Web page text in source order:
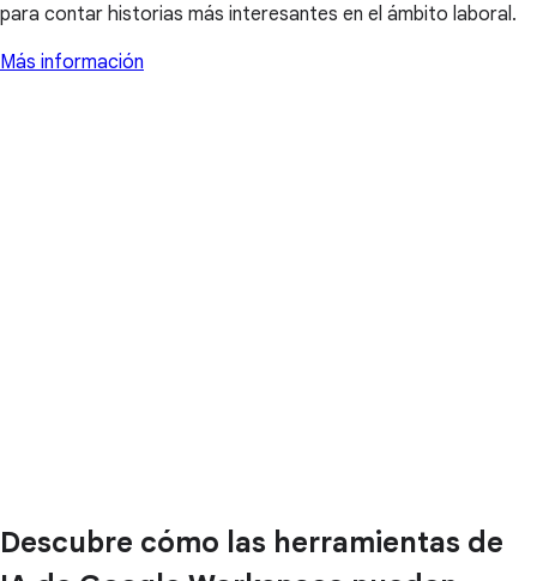
para contar historias más interesantes en el ámbito laboral.
Más información
Descubre cómo las herramientas de